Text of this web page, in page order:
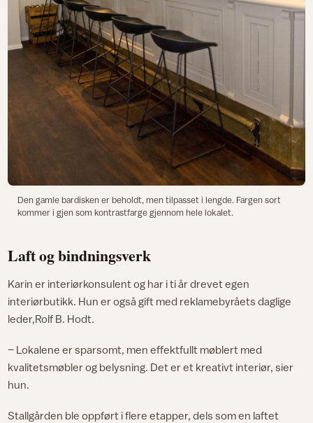
Den gamle bardisken er beholdt, men tilpasset i lengde. Fargen sort
kommer i gjen som kontrastfarge gjennom hele lokalet.
Laft og bindningsverk
Karin er interiørkonsulent og har i ti år drevet egen
interiørbutikk. Hun er også gift med reklamebyråets daglige
leder,Rolf B. Hodt.
– Lokalene er sparsomt, men effektfullt møblert med
kvalitetsmøbler og belysning. Det er et kreativt interiør, sier
hun.
Stallgården ble oppført i flere etapper, dels som en laftet